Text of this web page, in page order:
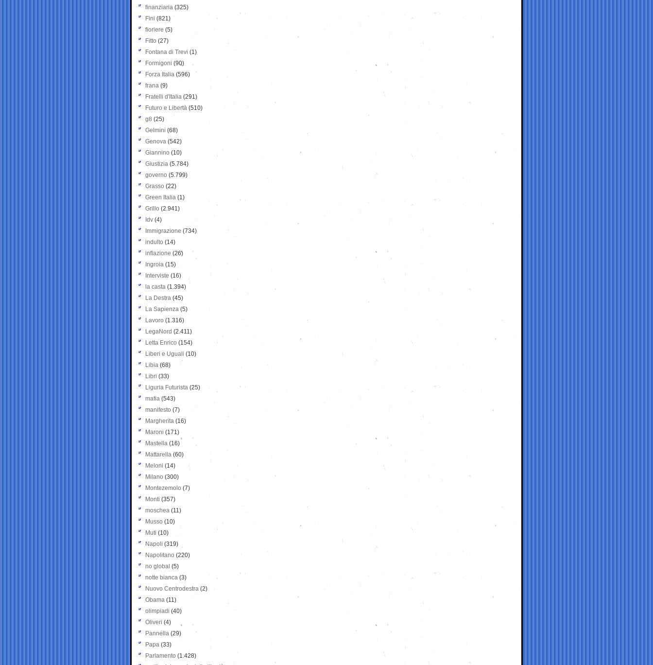
finanziaria (325)
Fini (821)
fioriere (5)
Fitto (27)
Fontana di Trevi (1)
Formigoni (90)
Forza Italia (596)
frana (9)
Fratelli d'Italia (291)
Futuro e Libertà (510)
g8 (25)
Gelmini (68)
Genova (542)
Giannino (10)
Giustizia (5.784)
governo (5.799)
Grasso (22)
Green Italia (1)
Grillo (2.941)
Idv (4)
Immigrazione (734)
indulto (14)
inflazione (26)
Ingroia (15)
Interviste (16)
la casta (1.394)
La Destra (45)
La Sapienza (5)
Lavoro (1.316)
LegaNord (2.411)
Letta Enrico (154)
Liberi e Uguali (10)
Libia (68)
Libri (33)
Liguria Futurista (25)
mafia (543)
manifesto (7)
Margherita (16)
Maroni (171)
Mastella (16)
Mattarella (60)
Meloni (14)
Milano (300)
Montezemolo (7)
Monti (357)
moschea (11)
Musso (10)
Muti (10)
Napoli (319)
Napolitano (220)
no global (5)
notte bianca (3)
Nuovo Centrodestra (2)
Obama (11)
olimpiadi (40)
Oliveri (4)
Pannella (29)
Papa (33)
Parlamento (1.428)